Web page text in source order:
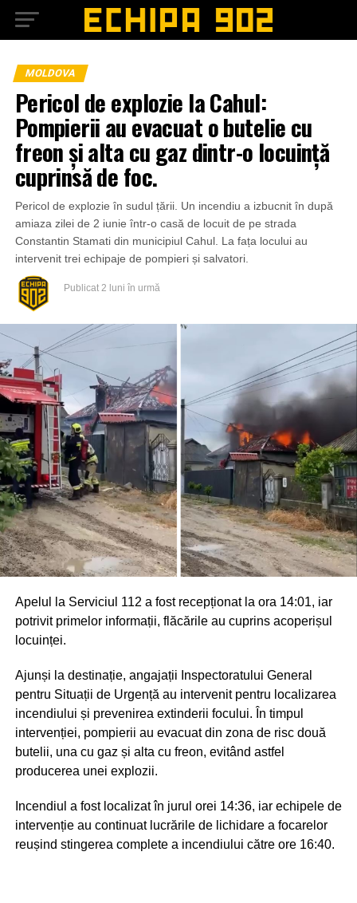
MOLDOVA
Pericol de explozie la Cahul:
Pompierii au evacuat o butelie cu
freon și alta cu gaz dintr-o locuință
cuprinsă de foc.
Pericol de explozie în sudul țării. Un incendiu a izbucnit în după
amiaza zilei de 2 iunie într-o casă de locuit de pe strada
Constantin Stamati din municipiul Cahul. La fața locului au
intervenit trei echipaje de pompieri și salvatori.
Publicat 2 luni în urmă
Apelul la Serviciul 112 a fost recepționat la ora 14:01, iar
potrivit primelor informații, flăcările au cuprins acoperișul
locuinței.
Ajunși la destinație, angajații Inspectoratului General
pentru Situații de Urgență au intervenit pentru localizarea
incendiului și prevenirea extinderii focului. În timpul
intervenției, pompierii au evacuat din zona de risc două
butelii, una cu gaz și alta cu freon, evitând astfel
producerea unei explozii.
Incendiul a fost localizat în jurul orei 14:36, iar echipele de
intervenție au continuat lucrările de lichidare a focarelor
reușind stingerea complete a incendiului către ore 16:40.